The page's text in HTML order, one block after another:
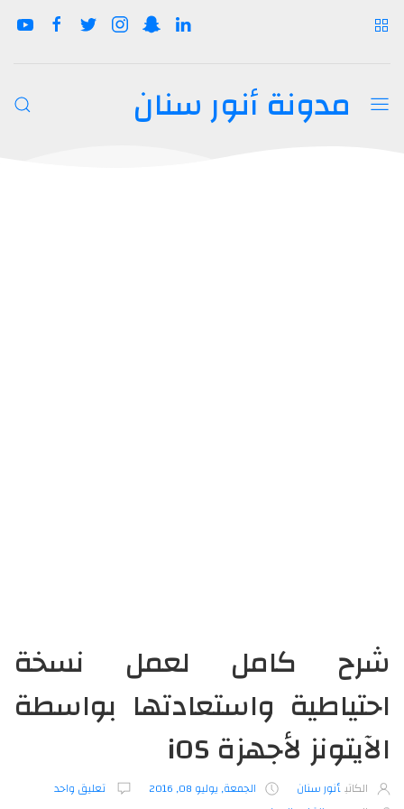
مدونة أنور سنان
شرح كامل لعمل نسخة
احتياطية واستعادتها بواسطة
الآيتونز لأجهزة iOS
الكاتب أنور سنان الجمعة, يوليو 08, 2016
تعليق واحد